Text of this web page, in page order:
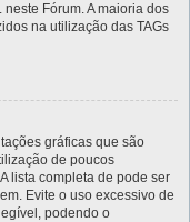
Fórum. A maioria dos
na utilização das TAGs
gráficas que são
de poucos
lista completa de pode ser
Evite o uso excessivo de
podendo o